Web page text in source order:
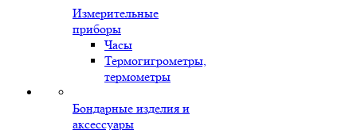
Измерительные
приборы
Часы
Термогигрометры,
термометры
Бондарные изделия и
аксессуары